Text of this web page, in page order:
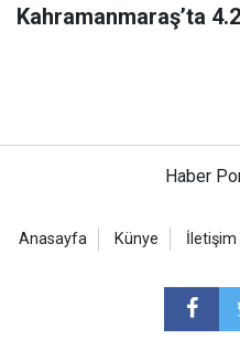
Kahramanmaraş’ta
Haber
Anasayfa Künye İletişim